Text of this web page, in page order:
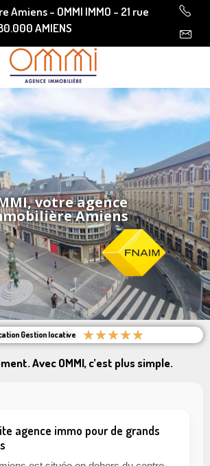
Amiens - OMMI IMMO - 21 rue
AMIENS
votre agence
Amiens
Gestion locative ★★★★★
Avec OMMI, c’est plus simple.
agence immo pour de grands